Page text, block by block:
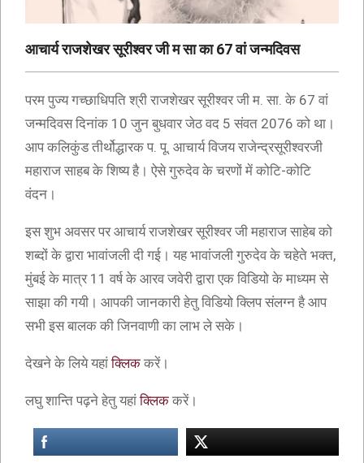
आचार्य राजशेखर सूरीश्वर जी म सा का 67 वां जन्मदिवस
परम पुज्य गच्छाधिपति श्री राजशेखर सूरीश्वर जी म. सा. के 67 वां
जन्मदिवस दिनांक 10 जुन बुधवार जेठ वद 5 संवत 2076 को था।
आप कलिकुंड तीर्थोद्धारक प. पू. आचार्य विजय राजेन्द्रसूरीश्वरजी
महाराज साहब के शिष्य है। ऐसे गुरुदेव के चरणों में कोटि-कोटि
वंदन।
इस शुभ अवसर पर आचार्य राजशेखर सूरीश्वर जी महाराज साहेब को
शब्दों के द्वारा भावांजली दी गई। यह भावांजली गुरुदेव के चहेते भक्त,
मुंबई के मात्र 11 वर्ष के आरव जवेरी द्वारा एक विडियो के माध्यम से
साझा की गयी। आपकी जानकारी हेतु विडियो क्लिप संलग्न है आप
सभी इस बालक की जिनवाणी का लाभ ले सके।
देखने के लिये यहांक्लिक करें।
लघु शान्ति पढ़ने हेतु यहांक्लिक करें।